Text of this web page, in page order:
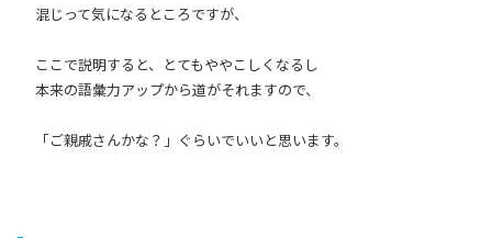
混じって気になるところですが、
ここで説明すると、とてもややこしくなるし
本来の語彙力アップから道がそれますので、
「ご親戚さんかな？」ぐらいでいいと思います。